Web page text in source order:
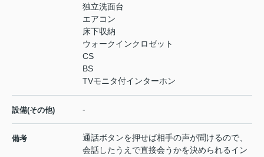
独立洗面台
エアコン
床下収納
ウォークインクロゼット
CS
BS
TVモニタ付インターホン
設備(その他) -
備考
通話ボタンを押せば相手の声が聞けるので、
会話したうえで直接会うかを決められるイン